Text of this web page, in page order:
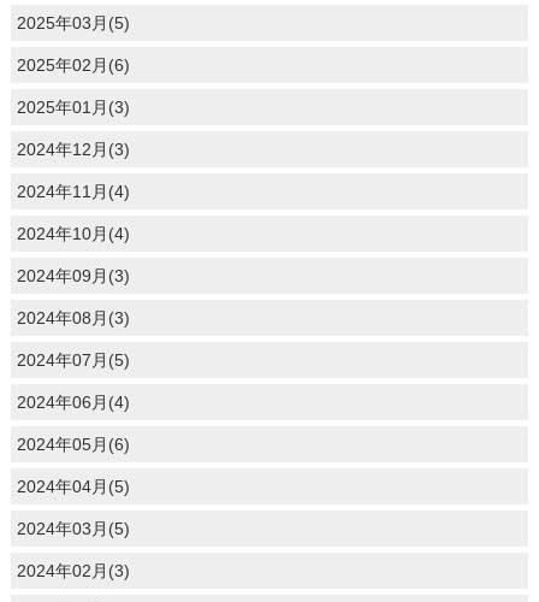
2025年03月(5)
2025年02月(6)
2025年01月(3)
2024年12月(3)
2024年11月(4)
2024年10月(4)
2024年09月(3)
2024年08月(3)
2024年07月(5)
2024年06月(4)
2024年05月(6)
2024年04月(5)
2024年03月(5)
2024年02月(3)